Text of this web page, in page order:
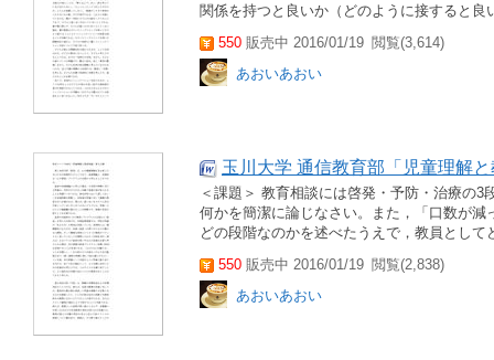
関係を持つと良いか（どのように接すると
550 販売中 2016/01/19 閲覧(3,614)
あおいあおい
玉川大学 通信教育部「児童理解
＜課題＞ 教育相談には啓発・予防・治療の
何かを簡潔に論じなさい。また，「口数が
どの段階なのかを述べたうえで，教員とし
550 販売中 2016/01/19 閲覧(2,838)
あおいあおい